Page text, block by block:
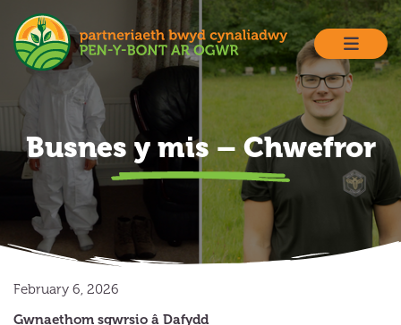
Skip
to
content
Busnes y mis – Chwefror
February 6, 2026
Gwnaethom sgwrsio â Dafydd